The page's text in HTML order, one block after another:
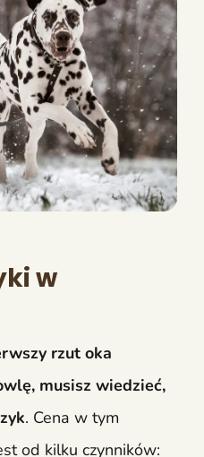
w
rzut oka
musisz wiedzieć,
. Cena w tym
od kilku czynników: